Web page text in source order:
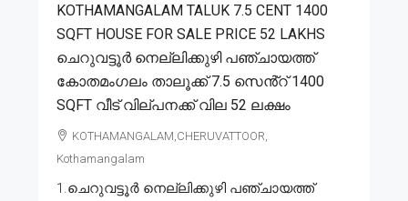
KOTHAMANGALAM TALUK 7.5 CENT 1400
SQFT HOUSE FOR SALE PRICE 52 LAKHS
ചെറുവട്ടൂർ നെല്ലിക്കുഴി പഞ്ചായത്ത്
കോതമംഗലം താലൂക്ക് 7.5 സെൻ്റ് 1400
SQFT വീട് വില്പനക്ക് വില 52 ലക്ഷം
KOTHAMANGALAM,CHERUVATTOOR,
Kothamangalam
1.ചെറുവട്ടൂർ നെല്ലിക്കുഴി പഞ്ചായത്ത്